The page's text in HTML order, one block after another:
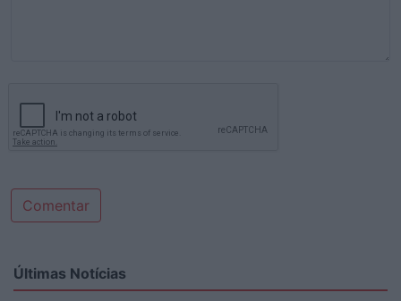
Comentar
Últimas Notícias